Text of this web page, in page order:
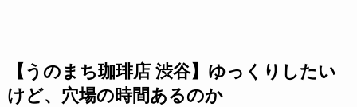
【うのまち珈琲店 渋谷】ゆっくりしたい
けど、穴場の時間あるのか